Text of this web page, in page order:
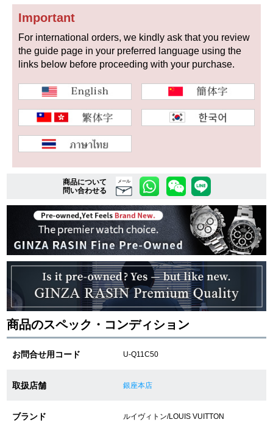
商品の状態から探す
未使用品
中古品 アンティーク品
WEB限定品 SALE
複数条件で商品を絞り込む
詳細検索はこちら
ご利用ガイド
GINZA RASINのプレミアムクオリティについて
送料・お支払方法
ショッピングローンの流れ
Important
For international orders, we kindly ask that you review
the guide page in your preferred language using the
links below before proceeding with your purchase.
商品について
問い合わせる
メール
商品のスペック・コンディション
お問合せ用コード U-Q11C50
取扱店舗 銀座本店
ブランド ルイヴィトン/LOUIS VUITTON